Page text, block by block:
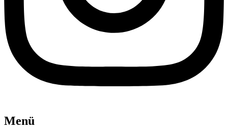
Menü